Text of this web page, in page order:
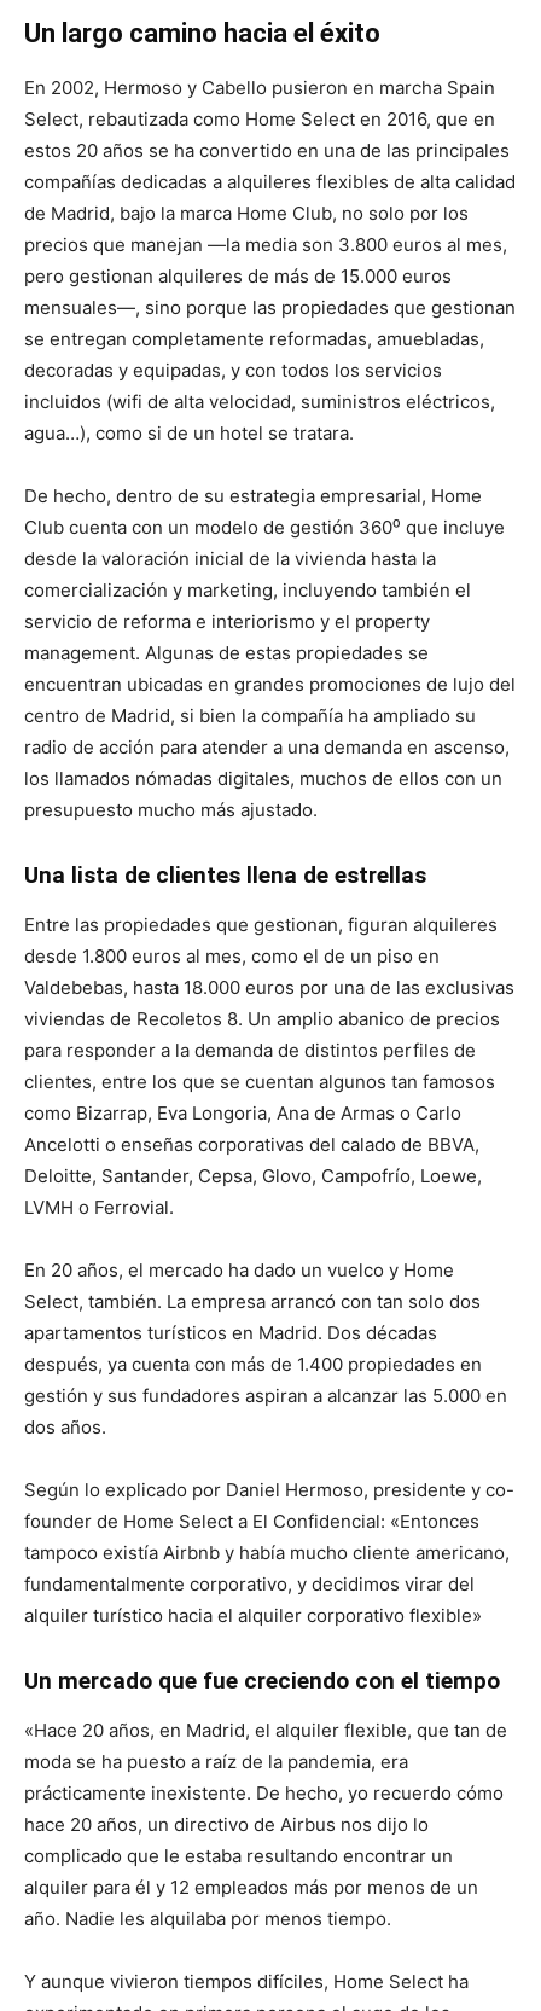
Un largo camino hacia el éxito
En 2002, Hermoso y Cabello pusieron en marcha Spain
Select, rebautizada como Home Select en 2016, que en
estos 20 años se ha convertido en una de las principales
compañías dedicadas a alquileres flexibles de alta calidad
de Madrid, bajo la marca Home Club, no solo por los
precios que manejan —la media son 3.800 euros al mes,
pero gestionan alquileres de más de 15.000 euros
mensuales—, sino porque las propiedades que gestionan
se entregan completamente reformadas, amuebladas,
decoradas y equipadas, y con todos los servicios
incluidos (wifi de alta velocidad, suministros eléctricos,
agua…), como si de un hotel se tratara.
De hecho, dentro de su estrategia empresarial, Home
Club cuenta con un modelo de gestión 360⁰ que incluye
desde la valoración inicial de la vivienda hasta la
comercialización y marketing, incluyendo también el
servicio de reforma e interiorismo y el property
management. Algunas de estas propiedades se
encuentran ubicadas en grandes promociones de lujo del
centro de Madrid, si bien la compañía ha ampliado su
radio de acción para atender a una demanda en ascenso,
los llamados nómadas digitales, muchos de ellos con un
presupuesto mucho más ajustado.
Una lista de clientes llena de estrellas
Entre las propiedades que gestionan, figuran alquileres
desde 1.800 euros al mes, como el de un piso en
Valdebebas, hasta 18.000 euros por una de las exclusivas
viviendas de Recoletos 8. Un amplio abanico de precios
para responder a la demanda de distintos perfiles de
clientes, entre los que se cuentan algunos tan famosos
como Bizarrap, Eva Longoria, Ana de Armas o Carlo
Ancelotti o enseñas corporativas del calado de BBVA,
Deloitte, Santander, Cepsa, Glovo, Campofrío, Loewe,
LVMH o Ferrovial.
En 20 años, el mercado ha dado un vuelco y Home
Select, también. La empresa arrancó con tan solo dos
apartamentos turísticos en Madrid. Dos décadas
después, ya cuenta con más de 1.400 propiedades en
gestión y sus fundadores aspiran a alcanzar las 5.000 en
dos años.
Según lo explicado por Daniel Hermoso, presidente y co-
founder de Home Select a El Confidencial: «Entonces
tampoco existía Airbnb y había mucho cliente americano,
fundamentalmente corporativo, y decidimos virar del
alquiler turístico hacia el alquiler corporativo flexible»
Un mercado que fue creciendo con el tiempo
«Hace 20 años, en Madrid, el alquiler flexible, que tan de
moda se ha puesto a raíz de la pandemia, era
prácticamente inexistente. De hecho, yo recuerdo cómo
hace 20 años, un directivo de Airbus nos dijo lo
complicado que le estaba resultando encontrar un
alquiler para él y 12 empleados más por menos de un
año. Nadie les alquilaba por menos tiempo.
Y aunque vivieron tiempos difíciles, Home Select ha